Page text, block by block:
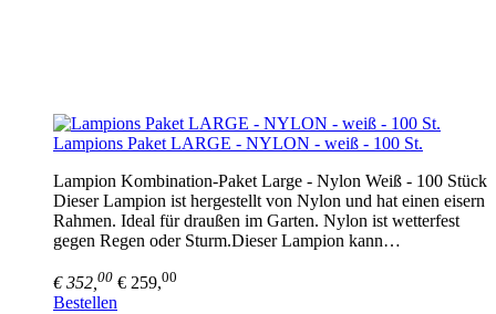
Lampions Paket LARGE - NYLON - weiß - 100 St.
Lampion Kombination-Paket Large - Nylon Weiß - 100 Stück
Dieser Lampion ist hergestellt von Nylon und hat einen eisern
Rahmen. Ideal für draußen im Garten. Nylon ist wetterfest
gegen Regen oder Sturm.Dieser Lampion kann…
€ 352, 00 € 259,00
Bestellen